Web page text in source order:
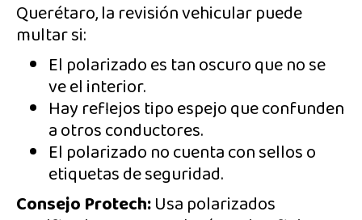
Querétaro, la revisión vehicular puede
multar si:
El polarizado es tan oscuro que no se
ve el interior.
Hay reflejos tipo espejo que confunden
a otros conductores.
El polarizado no cuenta con sellos o
etiquetas de seguridad.
Consejo Protech:Usa polarizados